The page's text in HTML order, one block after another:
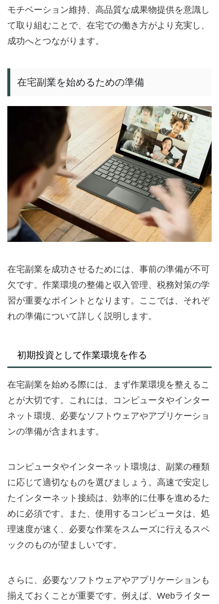
モチベーション維持、高品質な成果物提供を意識し
て取り組むことで、在宅での働き方がより充実し、
成功へとつながります。
在宅副業を始めるための準備
在宅副業を成功させるためには、事前の準備が不可
欠です。作業環境の整備と収入管理、税務対策の学
習が重要なポイントとなります。ここでは、それぞ
れの準備について詳しく説明します。
初期投資として作業環境を作る
在宅副業を始める際には、まず作業環境を整えるこ
とが大切です。これには、コンピュータやインター
ネット環境、必要なソフトウェアやアプリケーショ
ンの準備が含まれます。
コンピュータやインターネット環境は、副業の種類
に応じて適切なものを選びましょう。高速で安定し
たインターネット接続は、効率的に仕事を進めるた
めに必須です。また、使用するコンピュータは、処
理速度が速く、必要な作業をスムーズに行えるスペ
ックのものが望ましいです。
さらに、必要なソフトウェアやアプリケーションも
揃えておくことが重要です。例えば、Webライター